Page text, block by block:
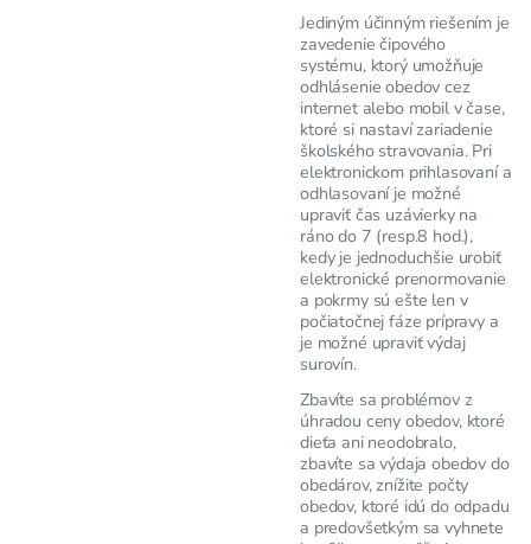
Jediným účinným riešením je
zavedenie čipového
systému, ktorý umožňuje
odhlásenie obedov cez
internet alebo mobil v čase,
ktoré si nastaví zariadenie
školského stravovania. Pri
elektronickom prihlasovaní a
odhlasovaní je možné
upraviť čas uzávierky na
ráno do 7 (resp.8 hod.),
kedy je jednoduchšie urobiť
elektronické prenormovanie
a pokrmy sú ešte len v
počiatočnej fáze prípravy a
je možné upraviť výdaj
surovín.
Zbavíte sa problémov z
úhradou ceny obedov, ktoré
dieťa ani neodobralo,
zbavíte sa výdaja obedov do
obedárov, znížite počty
obedov, ktoré idú do odpadu
a predovšetkým sa vyhnete